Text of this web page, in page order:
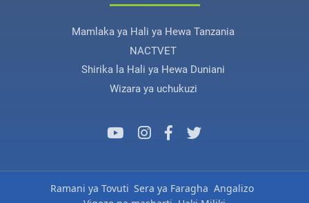
Mamlaka ya Hali ya Hewa Tanzania
NACTVET
Shirika la Hali ya Hewa Duniani
Wizara ya uchukuzi
Ramani ya Tovuti Sera ya Faragha Angalizo